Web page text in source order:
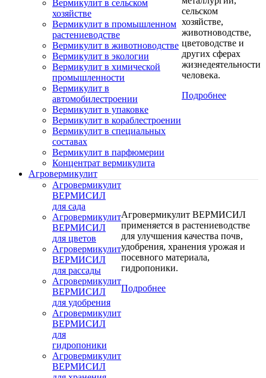
Вермикулит в сельском
хозяйстве
Вермикулит в промышленном
растениеводстве
Вермикулит в животноводстве
Вермикулит в экологии
Вермикулит в химической
промышленности
Вермикулит в
автомобилестроении
Вермикулит в упаковке
Вермикулит в кораблестроении
Вермикулит в специальных
составах
Вермикулит в парфюмерии
Концентрат вермикулита
сельском
хозяйстве,
животноводстве,
цветоводстве и
других сферах
жизнедеятельности
человека.
Подробнее
Агровермикулит
Агровермикулит
ВЕРМИСИЛ
для сада
Агровермикулит
ВЕРМИСИЛ
для цветов
Агровермикулит
ВЕРМИСИЛ
для рассады
Агровермикулит
ВЕРМИСИЛ
для удобрения
Агровермикулит
ВЕРМИСИЛ
для
гидропоники
Агровермикулит
ВЕРМИСИЛ
Агровермикулит ВЕРМИСИЛ
применяется в растениеводстве
для улучшения качества почв,
удобрения, хранения урожая и
посевного материала,
гидропоники.
Подробнее